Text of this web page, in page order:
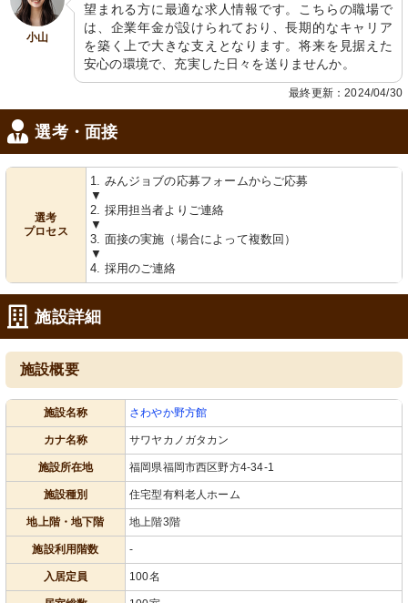
小山
望まれる方に最適な求人情報です。こちらの職場で
は、企業年金が設けられており、長期的なキャリア
を築く上で大きな支えとなります。将来を見据えた
安心の環境で、充実した日々を送りませんか。
最終更新：2024/04/30
選考・面接
選考
プロセス
1. みんジョブの応募フォームからご応募
▼
2. 採用担当者よりご連絡
▼
3. 面接の実施（場合によって複数回）
▼
4. 採用のご連絡
施設詳細
施設概要
施設名称 さわやか野方館
カナ名称 サワヤカノガタカン
施設所在地 福岡県福岡市西区野方4-34-1
施設種別 住宅型有料老人ホーム
地上階・地下階 地上階3階
施設利用階数 -
入居定員 100名